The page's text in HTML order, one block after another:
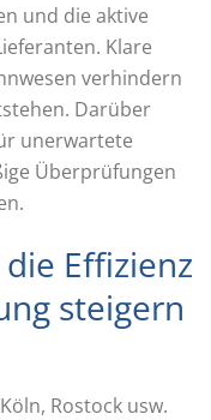
und die aktive
Klare
verhindern
Darüber
unerwartete
Überprüfungen
Effizienz
steigern
Rostock usw.